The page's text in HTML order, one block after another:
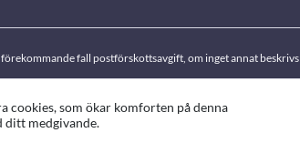
fall postförskottsavgift, om inget annat beskrivs
cookies, som ökar komforten på denna
ditt medgivande.